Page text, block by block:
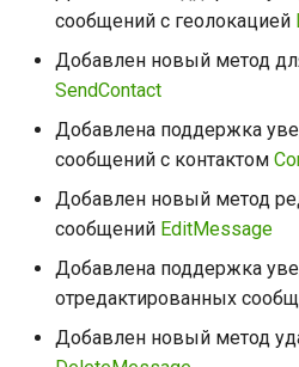
Мобильное приложение
сообщений с геолокацией
Добавлен новый метод
SendContact
Добавлена поддержка
сообщений с контактом
Добавлен новый метод
сообщений EditMessage
Добавлена поддержка
отредактированных
Добавлен новый метод